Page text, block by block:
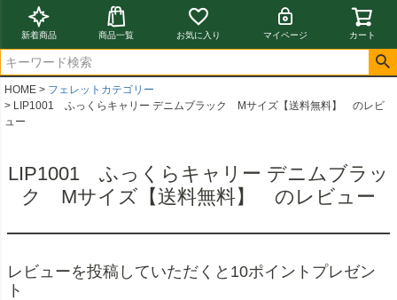
新着商品 商品一覧 お気に入り マイページ カート
HOME
フェレットカテゴリー
LIP1001 ふっくらキャリー デニムブラック Mサイズ【送料無料】 のレビ
ュー
LIP1001 ふっくらキャリー デニムブラッ
ク Mサイズ【送料無料】 のレビュー
レビューを投稿していただくと10ポイントプレゼン
ト